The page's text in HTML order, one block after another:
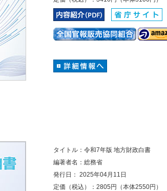
タイトル：令和7年版 地方財政白書
編著者名：総務省
発行日： 2025年04月11日
定価（税込）：2805円（本体2550円）